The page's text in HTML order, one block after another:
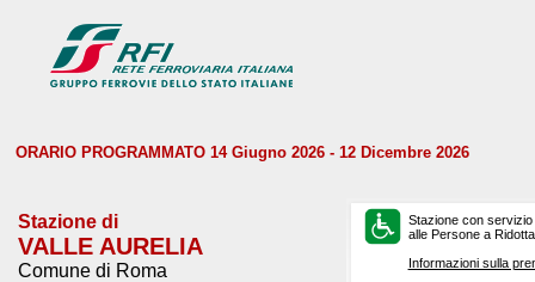
ORARIO PROGRAMMATO 14 Giugno 2026 - 12 Dicembre 2026
Stazione di
VALLE AURELIA
Comune di Roma
Stazione con
alle Persone a
Informazioni sulla